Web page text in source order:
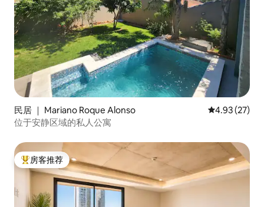
民居 ｜ Mariano Roque Alonso 平均评分
4.93 (27)
位于安静区域的私人公寓
热门「房客推荐」
房客推荐